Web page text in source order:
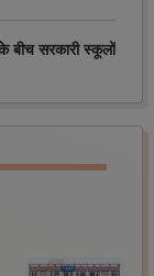
सरकारी स्कूलों